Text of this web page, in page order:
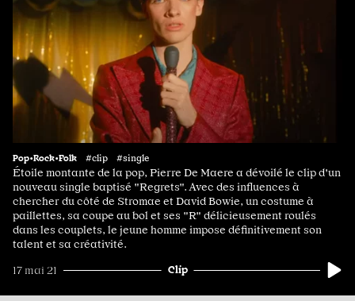
Pop•Rock•Folk #clip #single
Étoile montante de la pop, Pierre De Maere a dévoilé le clip d'un
nouveau single baptisé "Regrets". Avec des influences à
chercher du côté de Stromae et David Bowie, un costume à
paillettes, sa coupe au bol et ses "R" délicieusement roulés
dans les couplets, le jeune homme impose définitivement son
talent et sa créativité.
17 mai 21 Clip